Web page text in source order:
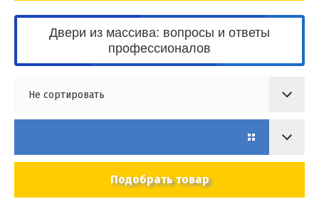
Двери из массива: вопросы и ответы
профессионалов
Не сортировать
Подобрать товар